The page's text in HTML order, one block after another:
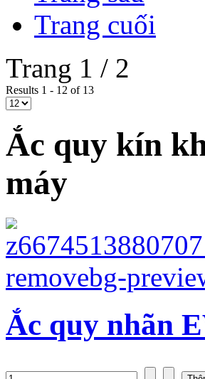
Trang cuối
Trang 1 / 2
Results 1 - 12 of 13
Ắc quy kín
máy
Ắc quy nhãn